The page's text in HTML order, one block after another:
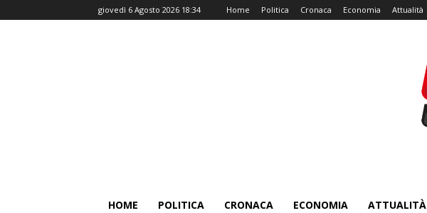
giovedì 6 Agosto 2026 18:34 Home Politica Cronaca Economia Attualità
HOME POLITICA CRONACA ECONOMIA ATTUALITÀ